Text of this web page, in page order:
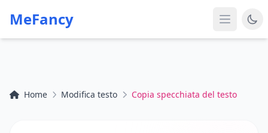
MeFancy
Home Modifica testo Copia specchiata del testo